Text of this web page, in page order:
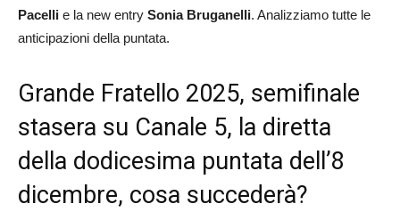
Pacelli e la new entry Sonia Bruganelli. Analizziamo tutte le
anticipazioni della puntata.
Grande Fratello 2025, semifinale
stasera su Canale 5, la diretta
della dodicesima puntata dell’8
dicembre, cosa succederà?